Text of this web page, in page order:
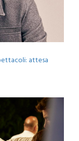
attesa